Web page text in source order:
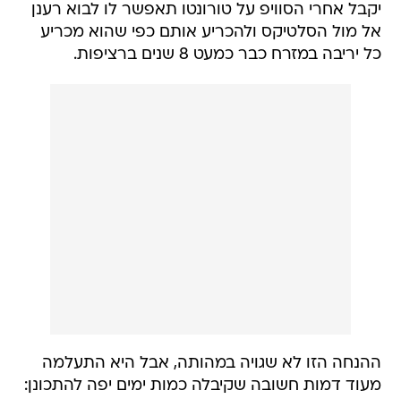
יקבל אחרי הסוויפ על טורונטו תאפשר לו לבוא רענן
אל מול הסלטיקס ולהכריע אותם כפי שהוא מכריע
כל יריבה במזרח כבר כמעט 8 שנים ברציפות.
ההנחה הזו לא שגויה במהותה, אבל היא התעלמה
מעוד דמות חשובה שקיבלה כמות ימים יפה להתכונן: